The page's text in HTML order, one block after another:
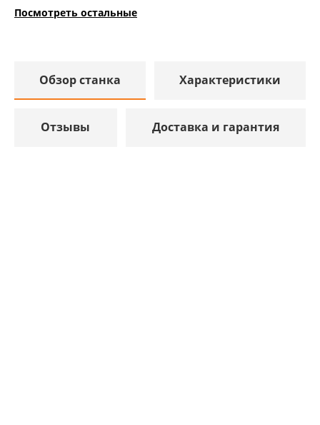
Посмотреть остальные
Обзор станка Характеристики
Отзывы Доставка и гарантия